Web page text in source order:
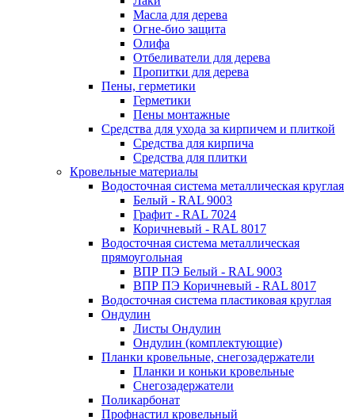
Масла для дерева
Огне-био защита
Олифа
Отбеливатели для дерева
Пропитки для дерева
Пены, герметики
Герметики
Пены монтажные
Средства для ухода за кирпичем и плиткой
Средства для кирпича
Средства для плитки
Кровельные материалы
Водосточная система металлическая круглая
Белый - RAL 9003
Графит - RAL 7024
Коричневый - RAL 8017
Водосточная система металлическая
прямоугольная
ВПР ПЭ Белый - RAL 9003
ВПР ПЭ Коричневый - RAL 8017
Водосточная система пластиковая круглая
Ондулин
Листы Ондулин
Ондулин (комплектующие)
Планки кровельные, снегозадержатели
Планки и коньки кровельные
Снегозадержатели
Поликарбонат
Профнастил кровельный